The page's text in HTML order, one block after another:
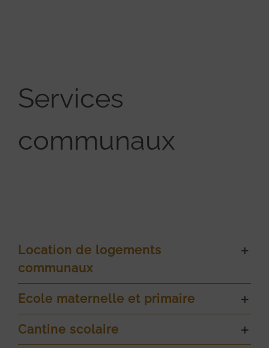
Services
communaux
Location de logements
communaux
Ecole maternelle et primaire
Cantine scolaire